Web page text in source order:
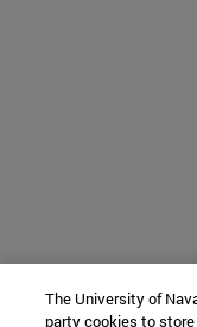
The University of
party cookies to